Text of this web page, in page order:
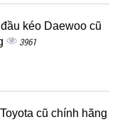
kéo Daewoo cũ
3961
cũ chính hãng